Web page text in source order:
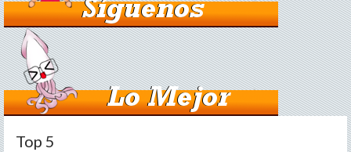
Top 5